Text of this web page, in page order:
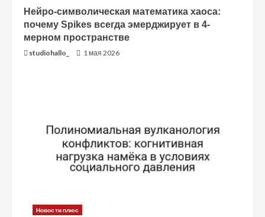
и
е
Нейро-символическая математика хаоса:
почему Spikes всегда эмерджирует в 4-
мерном пространстве
studiohallo_ 1 мая 2026
Новости плюс